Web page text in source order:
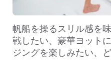
帆船を操るスリル感を
戦したい、豪華ヨット
ジングを楽しみたい、